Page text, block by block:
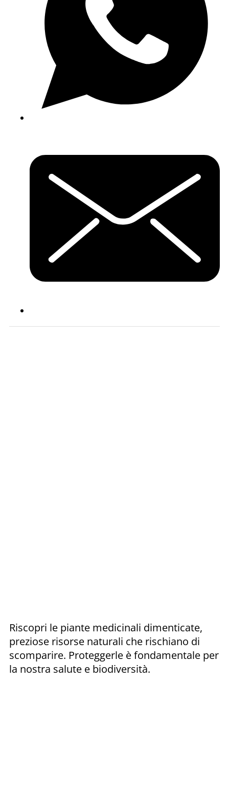
Riscopri le piante medicinali dimenticate,
preziose risorse naturali che rischiano di
scomparire. Proteggerle è fondamentale per
la nostra salute e biodiversità.